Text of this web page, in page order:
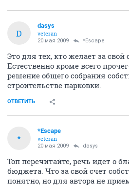
D
dasys
veteran
20 мая 2009 *Escape
Это для тех, кто желает за свой
Естественно кроме всего
решение общего собрания
строительстве парковки.
ОТВЕТИТЬ
*
*Escape
veteran
20 мая 2009 dasys
Топ перечитайте, речь идет о
бюджета. Что за свой счет
понятно, но для автора не